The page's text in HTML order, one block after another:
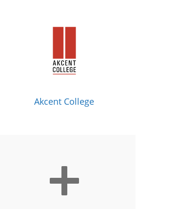
Akcent College